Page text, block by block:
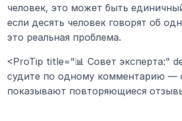
человек, это может быть
если десять человек говорят об
это реальная проблема.
<ProTip title="📊 Совет эксперта:"
судите по одному комментарию —
показывают повторяющиеся